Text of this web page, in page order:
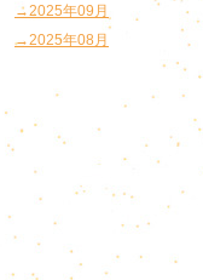
→2025年09月
→2025年08月